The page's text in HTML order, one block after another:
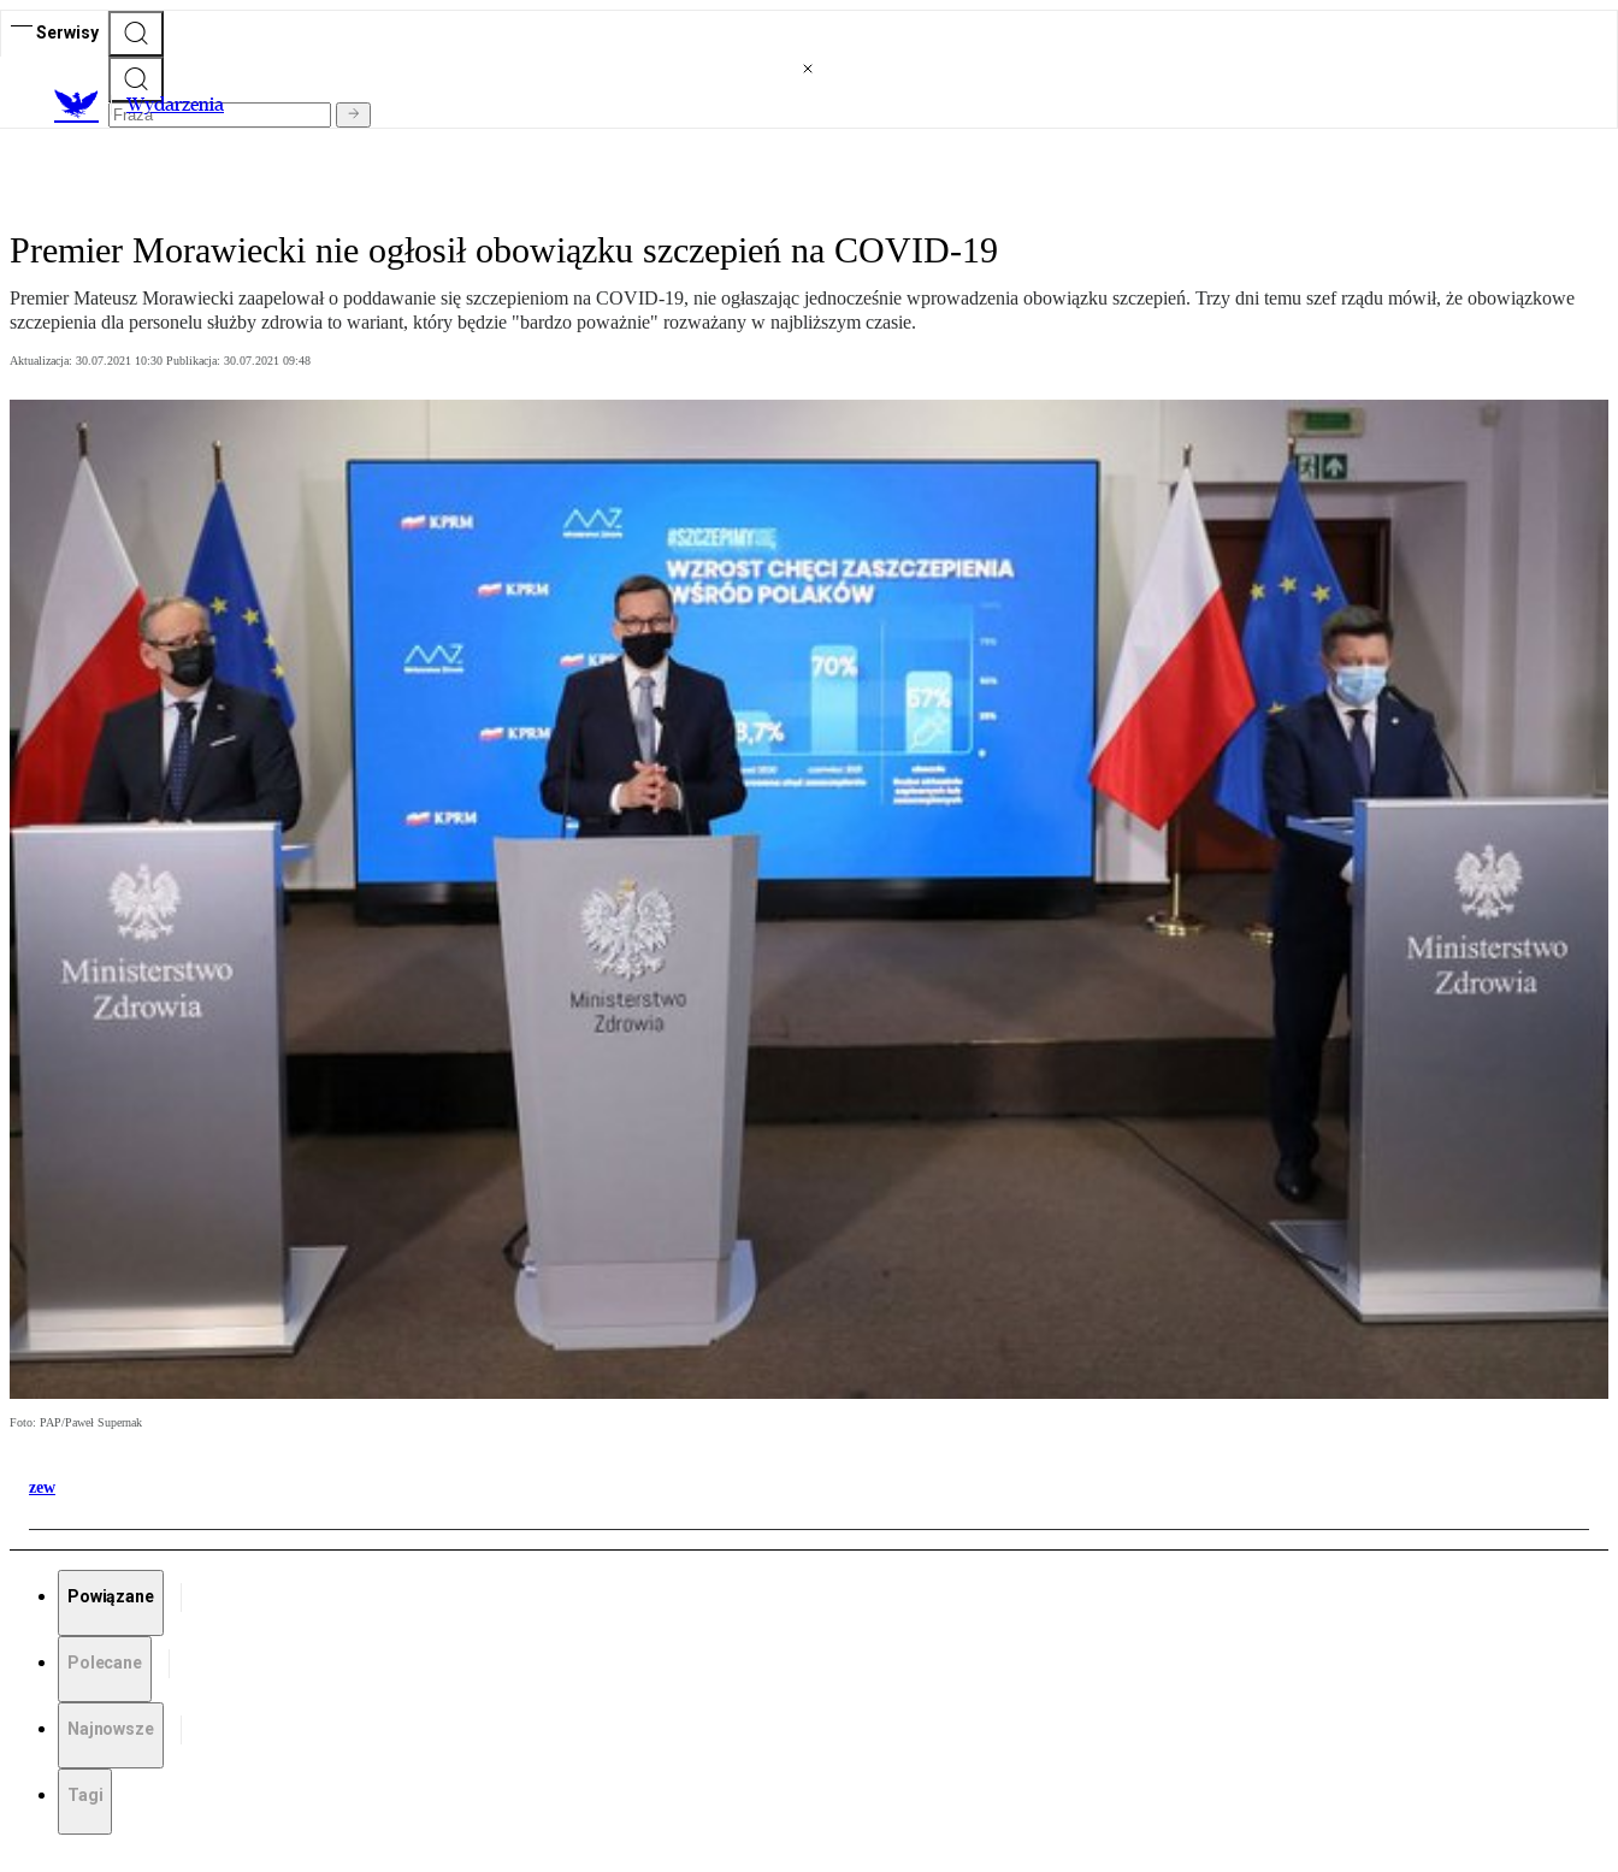
Serwisy
Wydarzenia
Premier Morawiecki nie ogłosił obowiązku szczepień na COVID-19
Premier Mateusz Morawiecki zaapelował o poddawanie się szczepieniom na COVID-19, nie ogłaszając jednocześnie wprowadzenia obowiązku szczepień. Trzy dni temu szef rządu mówił, że obowiązkowe
szczepienia dla personelu służby zdrowia to wariant, który będzie "bardzo poważnie" rozważany w najbliższym czasie.
Aktualizacja: 30.07.2021 10:30 Publikacja: 30.07.2021 09:48
Foto: PAP/Paweł Supernak
zew
Powiązane
Polecane
Najnowsze
Tagi